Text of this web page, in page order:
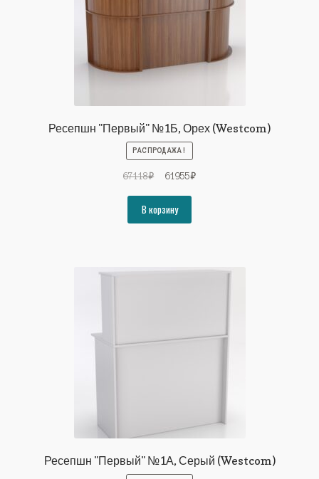
Ресепшн "Первый" №1Б, Орех (Westcom)
РАСПРОДАЖА!
67118₽
Первоначальная
составляла
67118₽.
61955₽Текущая
В корзину
Ресепшн "Первый" №1А, Серый (Westcom)